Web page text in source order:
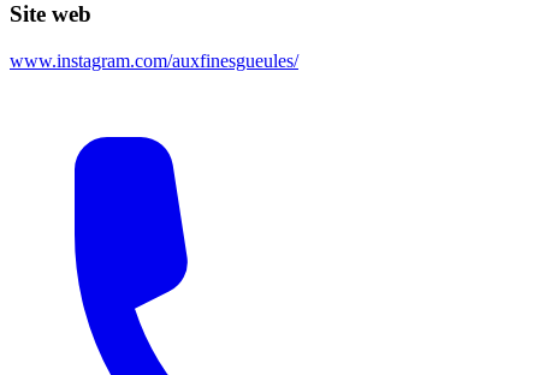
Site web
www.instagram.com/auxfinesgueules/